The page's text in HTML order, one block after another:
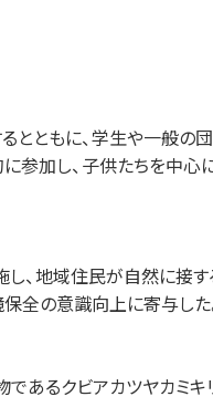
とともに、学⽣や⼀般の
参加し、⼦供たちを中
、地域住⺠が⾃然に接
全の意識向上に寄与した
あるクビアカツヤカミキ